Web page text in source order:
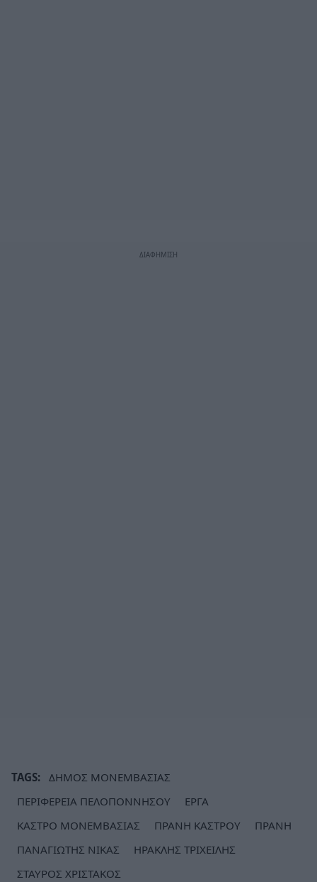
TAGS: ΔΗΜΟΣ ΜΟΝΕΜΒΑΣΙΑΣ
ΠΕΡΙΦΕΡΕΙΑ ΠΕΛΟΠΟΝΝΗΣΟΥ
ΕΡΓΑ
ΚΑΣΤΡΟ ΜΟΝΕΜΒΑΣΙΑΣ
ΠΡΑΝΗ ΚΑΣΤΡΟΥ
ΠΡΑΝΗ
ΠΑΝΑΓΙΩΤΗΣ ΝΙΚΑΣ
ΗΡΑΚΛΗΣ ΤΡΙΧΕΙΛΗΣ
ΣΤΑΥΡΟΣ ΧΡΙΣΤΑΚΟΣ